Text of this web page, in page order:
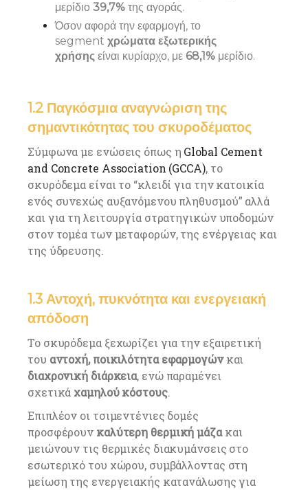
μερίδιο 39,7% της αγοράς.
Όσον αφορά την εφαρμογή, το
segment χρώματα εξωτερικής
χρήσης είναι κυρίαρχο, με 68,1% μερίδιο.
1.2 Παγκόσμια αναγνώριση της
σημαντικότητας του σκυροδέματος
Σύμφωνα με ενώσεις όπως η Global Cement
and Concrete Association (GCCA), το
σκυρόδεμα είναι το “κλειδί για την κατοικία
ενός συνεχώς αυξανόμενου πληθυσμού” αλλά
και για τη λειτουργία στρατηγικών υποδομών
στον τομέα των μεταφορών, της ενέργειας και
της ύδρευσης.
1.3 Αντοχή, πυκνότητα και ενεργειακή
απόδοση
Το σκυρόδεμα ξεχωρίζει για την εξαιρετική
του αντοχή, ποικιλότητα εφαρμογώνκαι
διαχρονική διάρκεια, ενώ παραμένει
σχετικά χαμηλού κόστους.
Επιπλέον οι τσιμεντένιες δομές
προσφέρουν καλύτερη θερμική μάζακαι
μειώνουν τις θερμικές διακυμάνσεις στο
εσωτερικό του χώρου, συμβάλλοντας στη
μείωση της ενεργειακής κατανάλωσης για